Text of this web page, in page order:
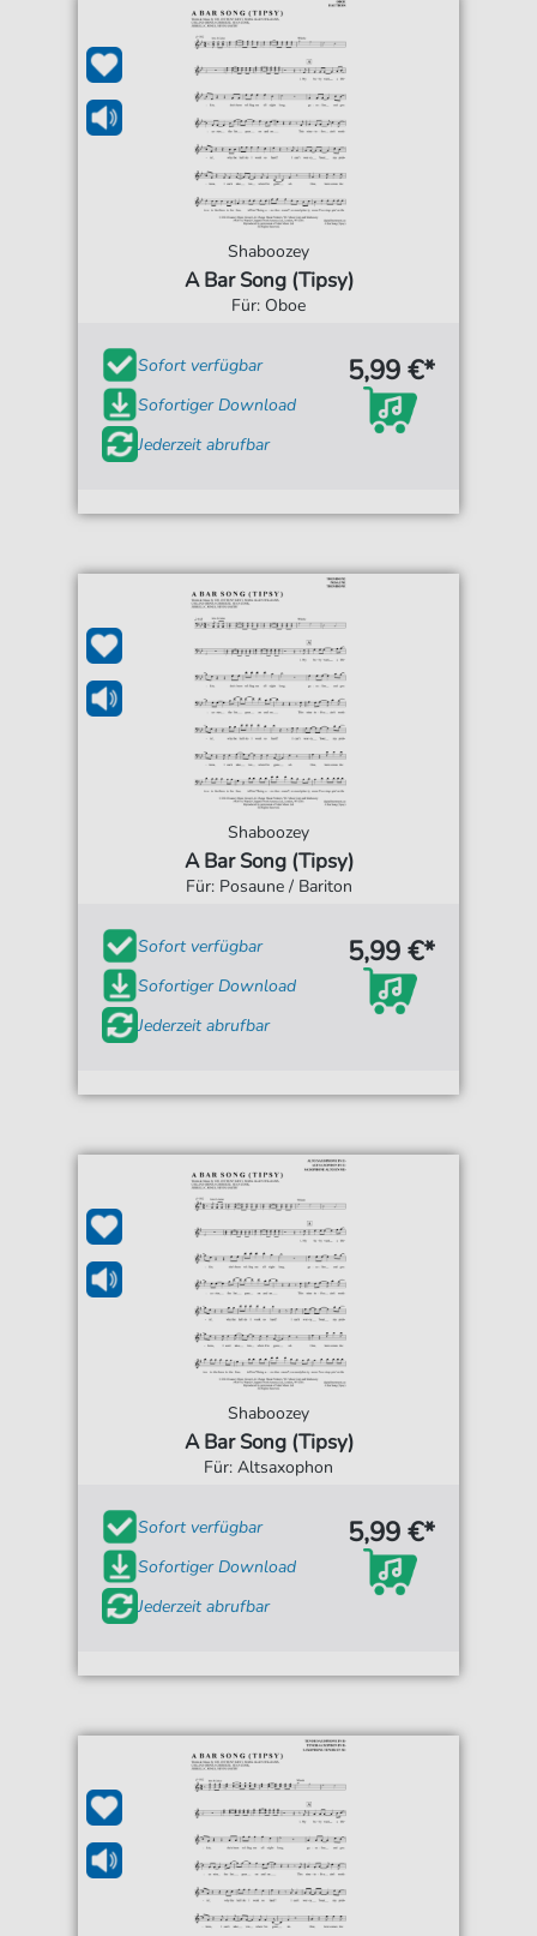
Shaboozey
A Bar Song (Tipsy)
Für: Oboe
Sofort verfügbar
Sofortiger Download
Jederzeit abrufbar
5,99 €*
Shaboozey
A Bar Song (Tipsy)
Für: Posaune / Bariton
Sofort verfügbar
Sofortiger Download
Jederzeit abrufbar
5,99 €*
Shaboozey
A Bar Song (Tipsy)
Für: Altsaxophon
Sofort verfügbar
Sofortiger Download
Jederzeit abrufbar
5,99 €*